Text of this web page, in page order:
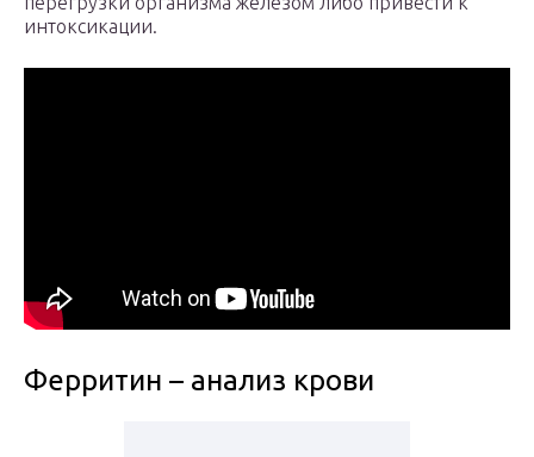
интоксикации.
Ферритин – анализ крови